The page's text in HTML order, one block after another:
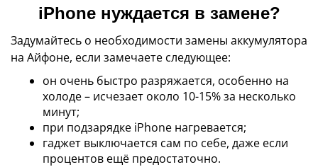
iPhone нуждается в замене?
Задумайтесь о необходимости замены аккумулятора
на Айфоне, если замечаете следующее:
он очень быстро разряжается, особенно на
холоде – исчезает около 10-15% за несколько
минут;
при подзарядке iPhone нагревается;
гаджет выключается сам по себе, даже если
процентов ещё предостаточно.